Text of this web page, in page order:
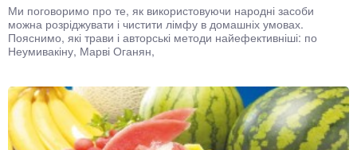
Ми поговоримо про те, як використовуючи народні засоби
можна розріджувати і чистити лімфу в домашніх умовах.
Пояснимо, які трави і авторські методи найефективніші: по
Неумивакіну, Марві Оганян,